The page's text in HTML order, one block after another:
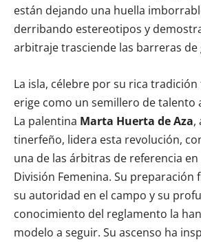
están dejando una huella
derribando estereotipos y
arbitraje trasciende las barreras de
La isla, célebre por su rica
erige como un semillero de talento
La palentina Marta Huerta de Aza,
tinerfeño, lidera esta revolución,
una de las árbitras de referencia
División Femenina. Su preparación
su autoridad en el campo y su
conocimiento del reglamento la
modelo a seguir. Su ascenso ha